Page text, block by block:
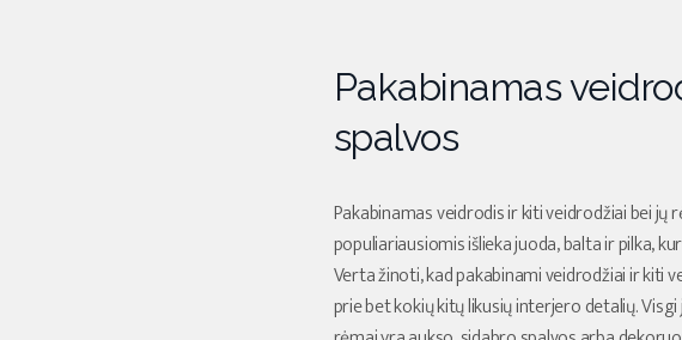
Pakabinamas
spalvos
Pakabinamas veidrodis ir kiti veidrodžiai bei jų
populiariausiomis išlieka juoda, balta ir pilka,
Verta žinoti, kad pakabinami veidrodžiai ir kiti
prie bet kokių kitų likusių interjero detalių.